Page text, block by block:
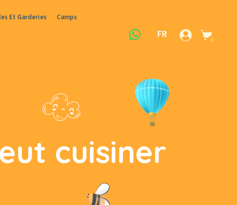
Et Garderies Camps
FR 0
cuisiner